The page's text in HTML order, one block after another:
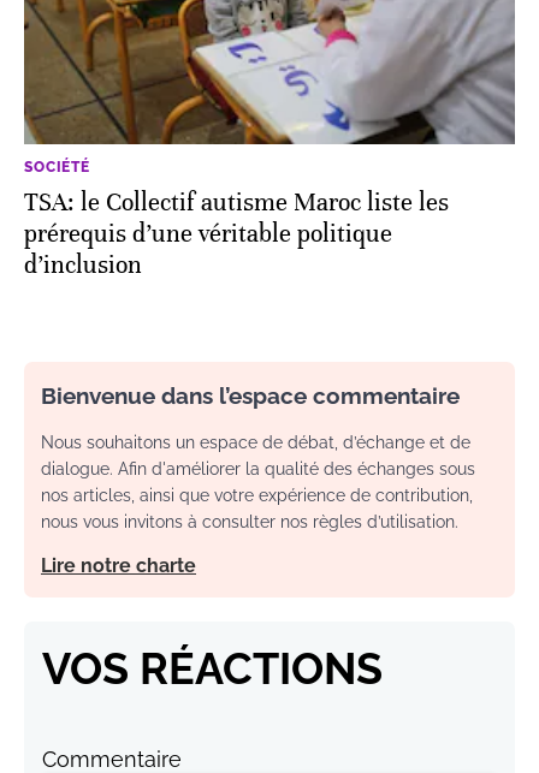
SOCIÉTÉ
TSA: le Collectif autisme Maroc liste les
prérequis d’une véritable politique
d’inclusion
Bienvenue dans l’espace commentaire
Nous souhaitons un espace de débat, d’échange et de
dialogue. Afin d'améliorer la qualité des échanges sous
nos articles, ainsi que votre expérience de contribution,
nous vous invitons à consulter nos règles d’utilisation.
Lire notre charte
VOS RÉACTIONS
Commentaire